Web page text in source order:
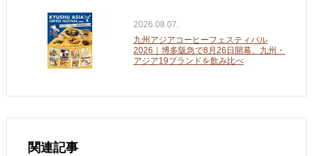
2026.08.07.
九州アジアコーヒーフェスティバル
2026｜博多阪急で8月26日開幕、九州・
アジア19ブランドを飲み比べ
関連記事